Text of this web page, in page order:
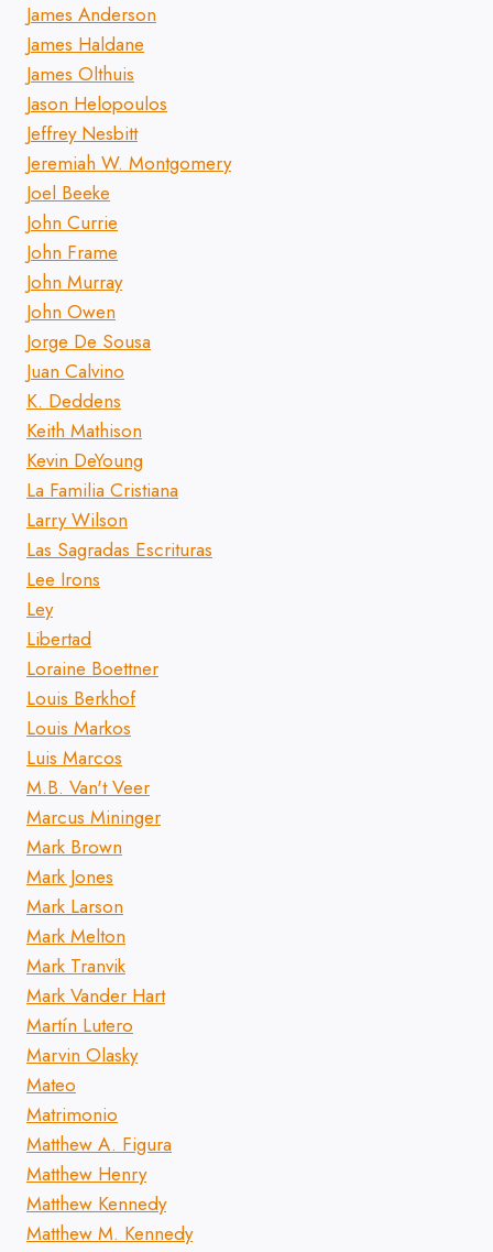
James Anderson
James Haldane
James Olthuis
Jason Helopoulos
Jeffrey Nesbitt
Jeremiah W. Montgomery
Joel Beeke
John Currie
John Frame
John Murray
John Owen
Jorge De Sousa
Juan Calvino
K. Deddens
Keith Mathison
Kevin DeYoung
La Familia Cristiana
Larry Wilson
Las Sagradas Escrituras
Lee Irons
Ley
Libertad
Loraine Boettner
Louis Berkhof
Louis Markos
Luis Marcos
M.B. Van't Veer
Marcus Mininger
Mark Brown
Mark Jones
Mark Larson
Mark Melton
Mark Tranvik
Mark Vander Hart
Martín Lutero
Marvin Olasky
Mateo
Matrimonio
Matthew A. Figura
Matthew Henry
Matthew Kennedy
Matthew M. Kennedy